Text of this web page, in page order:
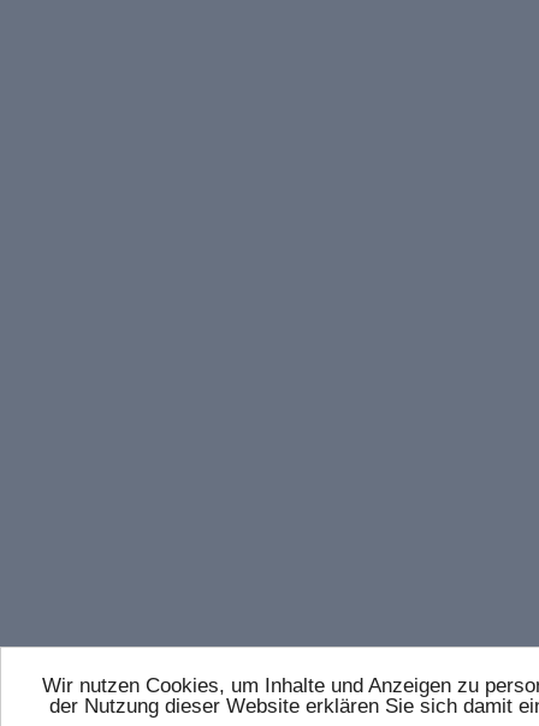
Wir nutzen Cookies, um Inhalte und Anzeigen zu
der Nutzung dieser Website erklären Sie sich damit